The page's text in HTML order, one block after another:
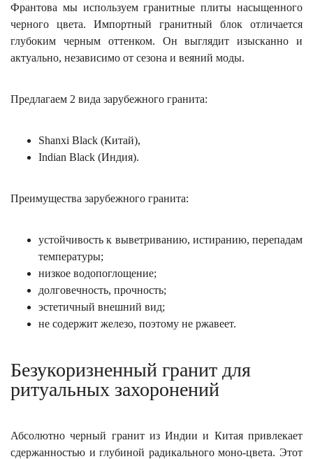
Франтова мы используем гранитные плиты насыщенного
черного цвета. Импортный гранитный блок отличается
глубоким черным оттенком. Он выглядит изысканно и
актуально, независимо от сезона и веяний моды.
Предлагаем 2 вида зарубежного гранита:
Shanxi Black (Китай),
Indian Black (Индия).
Преимущества зарубежного гранита:
устойчивость к выветриванию, истиранию, перепадам
температуры;
низкое водопоглощение;
долговечность, прочность;
эстетичный внешний вид;
не содержит железо, поэтому не ржавеет.
Безукоризненный гранит для
ритуальных захоронений
Абсолютно черный гранит из Индии и Китая привлекает
сдержанностью и глубиной радикального моно-цвета. Этот